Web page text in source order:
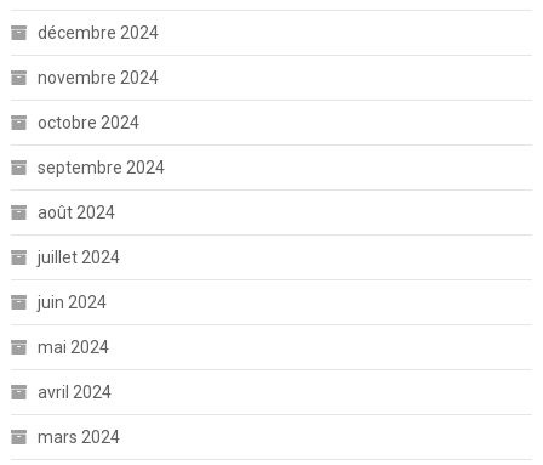
décembre 2024
novembre 2024
octobre 2024
septembre 2024
août 2024
juillet 2024
juin 2024
mai 2024
avril 2024
mars 2024